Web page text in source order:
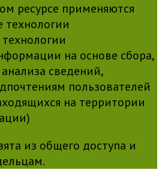
ресурсе применяются
технологии
на основе сбора,
сведений,
пользователей
на территории
из общего доступа и